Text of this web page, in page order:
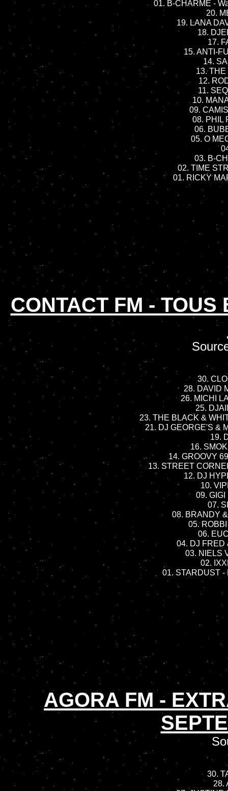
01. B-CHARME -
20.
19. LANA
18.
17.
15. ANTI-
14.
13.
12.
11.
10.
09.
08. PHIL
06.
05. O
03. B-
02. TIME
01. RICKY
CONTACT FM - TOUS
30.
28. DAVID
26. MICHI
25.
23. THE BLACK &
21. DJ GEORGE'S &
19.
16.
14. GROOVY
13. STREET
12. DJ
10.
09.
07.
08. BRANDY
05.
06.
04. DJ FRED
03. NIELS
02.
01. STARDUST -
AGORA FM -
30.
28.